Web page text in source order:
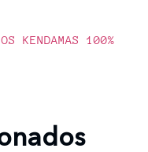
KENDAMAS 100%